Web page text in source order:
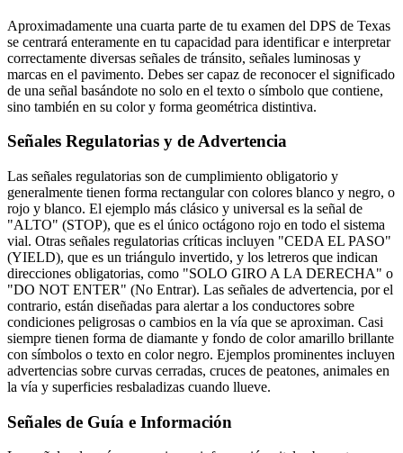
Aproximadamente una cuarta parte de tu examen del DPS de Texas
se centrará enteramente en tu capacidad para identificar e interpretar
correctamente diversas señales de tránsito, señales luminosas y
marcas en el pavimento. Debes ser capaz de reconocer el significado
de una señal basándote no solo en el texto o símbolo que contiene,
sino también en su color y forma geométrica distintiva.
Señales Regulatorias y de Advertencia
Las señales regulatorias son de cumplimiento obligatorio y
generalmente tienen forma rectangular con colores blanco y negro, o
rojo y blanco. El ejemplo más clásico y universal es la señal de
"ALTO" (STOP), que es el único octágono rojo en todo el sistema
vial. Otras señales regulatorias críticas incluyen "CEDA EL PASO"
(YIELD), que es un triángulo invertido, y los letreros que indican
direcciones obligatorias, como "SOLO GIRO A LA DERECHA" o
"DO NOT ENTER" (No Entrar). Las señales de advertencia, por el
contrario, están diseñadas para alertar a los conductores sobre
condiciones peligrosas o cambios en la vía que se aproximan. Casi
siempre tienen forma de diamante y fondo de color amarillo brillante
con símbolos o texto en color negro. Ejemplos prominentes incluyen
advertencias sobre curvas cerradas, cruces de peatones, animales en
la vía y superficies resbaladizas cuando llueve.
Señales de Guía e Información